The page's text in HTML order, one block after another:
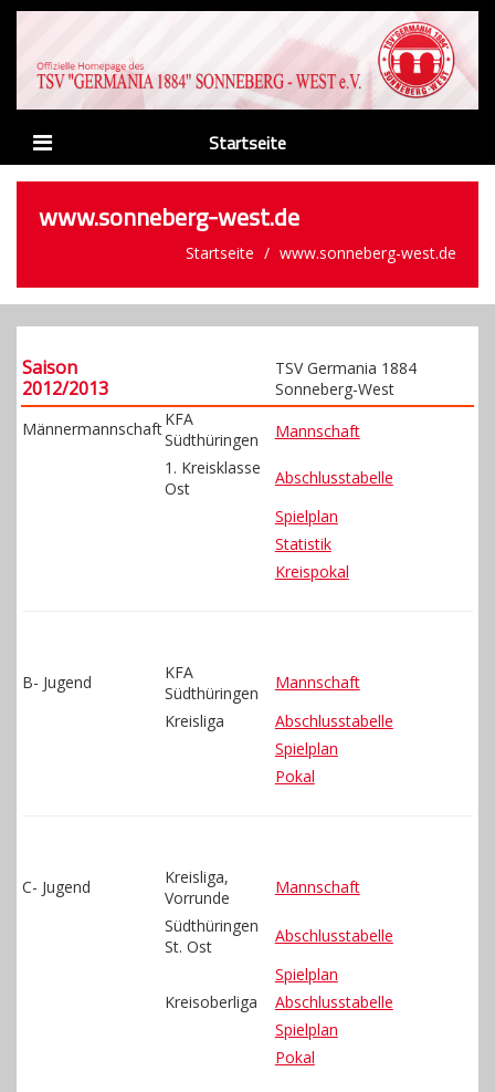
Startseite
News
Verein
Männer
Nachwuchs
Sponsoren
Links
Gästebuch
Kontakt
www.sonneberg-west.de
Startseite www.sonneberg-west.de
Saison
2012/2013
TSV Germania 1884
Sonneberg-West
MännermannschaftKFA
Südthüringen
Mannschaft
1. Kreisklasse
Ost
Abschlusstabelle
Spielplan
Statistik
Kreispokal
B- Jugend
KFA
Südthüringen
Mannschaft
Kreisliga
Abschlusstabelle
Spielplan
Pokal
C- Jugend
Kreisliga,
Vorrunde
Mannschaft
Südthüringen
St. Ost
Abschlusstabelle
Spielplan
Kreisoberliga
Abschlusstabelle
Spielplan
Pokal